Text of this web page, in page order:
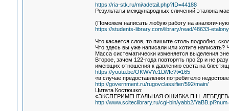
https://ria-stk.ru/mi/adetail.php?ID=44188
Результаты международных сличений эталона
(Поможем написать любую работу на
https://students-library.com/library/read/48633-
Что касается слов, то пишите столь подробно,
Что здесь вы уже написали или хотите
Масса систематически изменяется выделения
Второе, зачем 122-года повторять про 2р и не
имеющих отношения к давлению света на
https://youtu.be/OKWVYe1LWIc?t=165
«в случае предоставления потребителю
http://government.ru/rugovclassifier/592/main/
Цитата Костюшко:
«ЭКСПЕРИМЕНТАЛЬНАЯ ОШИБКА П.Н.
http://www.sciteclibrary.ru/cgi-bin/yabb2/